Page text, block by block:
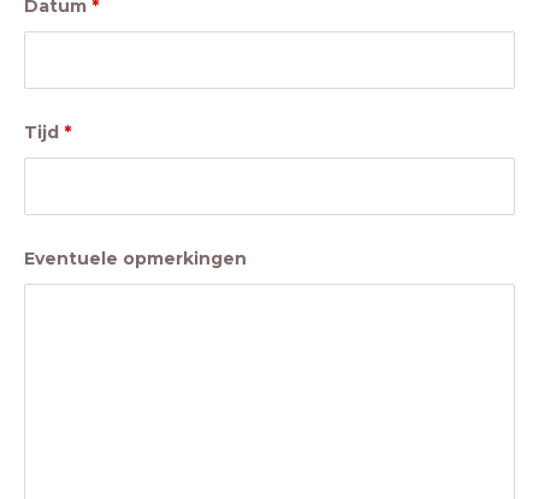
Datum *
Tijd *
Eventuele opmerkingen